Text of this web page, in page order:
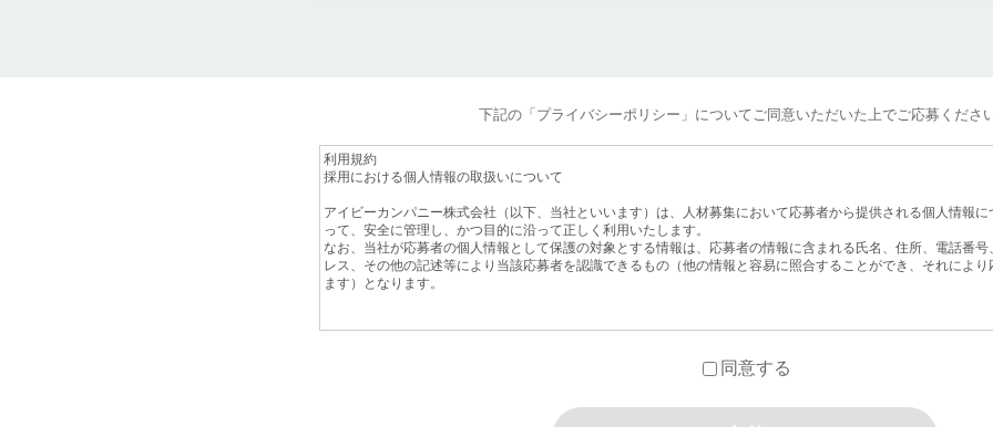
下記の「プライバシーポリシー」についてご同意いただいた上でご応募くださ
利用規約
採用における個人情報の取扱いについて
アイビーカンパニー株式会社（以下、当社といいます）は、人材募集において応募者から提供される個人情報
って、安全に管理し、かつ目的に沿って正しく利用いたします。
なお、当社が応募者の個人情報として保護の対象とする情報は、応募者の情報に含まれる氏名、住所、電話番
レス、その他の記述等により当該応募者を認識できるもの（他の情報と容易に照合することができ、それによ
ます）となります。
１．個人情報の取得について
得媒体は問わず、当社の採用活動に必要な応募者の個人情報を、取得するものとします。
当社は以下の目的により、取得した応募者の個人情報を利用します。
同意する